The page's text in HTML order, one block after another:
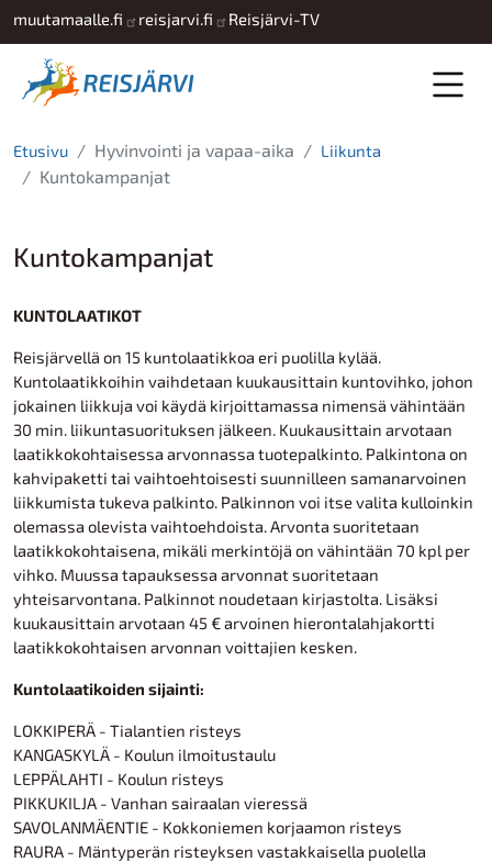
Hyppää pääsisältöön
muutamaalle.fi reisjarvi.fi Reisjärvi-TV
Etusivu Hyvinvointi ja vapaa-aika Liikunta
Kuntokampanjat
Kuntokampanjat
KUNTOLAATIKOT
Reisjärvellä on 15 kuntolaatikkoa eri puolilla kylää.
Kuntolaatikkoihin vaihdetaan kuukausittain kuntovihko, johon
jokainen liikkuja voi käydä kirjoittamassa nimensä vähintään
30 min. liikuntasuorituksen jälkeen. Kuukausittain arvotaan
laatikkokohtaisessa arvonnassa tuotepalkinto. Palkintona on
kahvipaketti tai vaihtoehtoisesti suunnilleen samanarvoinen
liikkumista tukeva palkinto. Palkinnon voi itse valita kulloinkin
olemassa olevista vaihtoehdoista. Arvonta suoritetaan
laatikkokohtaisena, mikäli merkintöjä on vähintään 70 kpl per
vihko. Muussa tapauksessa arvonnat suoritetaan
yhteisarvontana. Palkinnot noudetaan kirjastolta. Lisäksi
kuukausittain arvotaan 45 € arvoinen hierontalahjakortti
laatikkokohtaisen arvonnan voittajien kesken.
Kuntolaatikoiden sijainti:
LOKKIPERÄ - Tialantien risteys
KANGASKYLÄ - Koulun ilmoitustaulu
LEPPÄLAHTI - Koulun risteys
PIKKUKILJA - Vanhan sairaalan vieressä
SAVOLANMÄENTIE - Kokkoniemen korjaamon risteys
RAURA - Mäntyperän risteyksen vastakkaisella puolella